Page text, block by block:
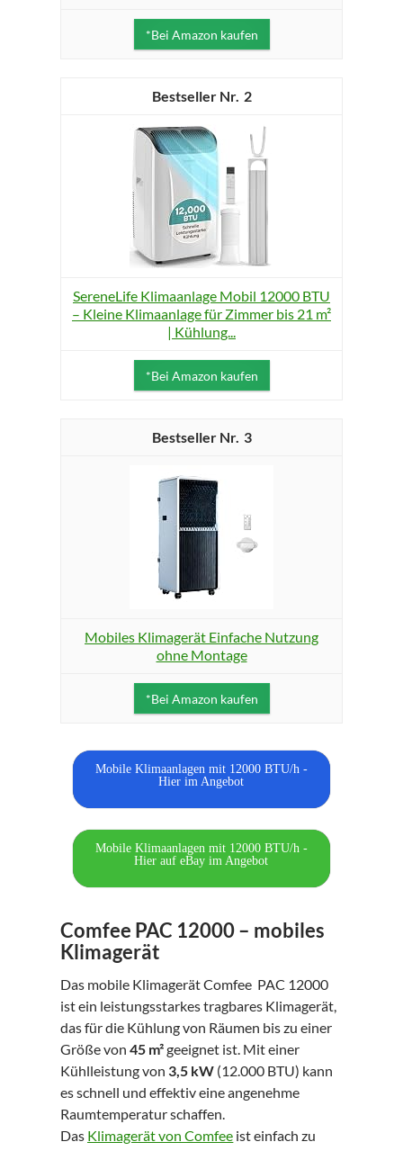
*Bei Amazon kaufen
2
SereneLife Klimaanlage Mobil 12000 BTU
– Kleine Klimaanlage für Zimmer bis 21 m²
| Kühlung...
*Bei Amazon kaufen
3
Mobiles Klimagerät Einfache Nutzung
ohne Montage
*Bei Amazon kaufen
Mobile Klimaanlagen mit 12000 BTU/h -
Hier im Angebot
Mobile Klimaanlagen mit 12000 BTU/h -
Hier auf eBay im Angebot
Comfee PAC 12000 – mobiles
Klimagerät
Das mobile Klimagerät Comfee PAC 12000
ist ein leistungsstarkes tragbares Klimagerät,
das für die Kühlung von Räumen bis zu einer
Größe von 45 m²geeignet ist. Mit einer
Kühlleistung von 3,5 kW (12.000 BTU) kann
es schnell und effektiv eine angenehme
Raumtemperatur schaffen.
Das Klimagerät von Comfee ist einfach zu